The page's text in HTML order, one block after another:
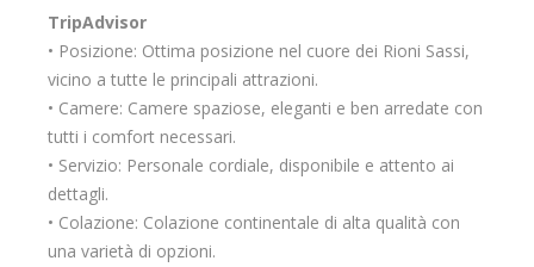
TripAdvisor
• Posizione: Ottima posizione nel cuore dei Rioni Sassi,
vicino a tutte le principali attrazioni.
• Camere: Camere spaziose, eleganti e ben arredate con
tutti i comfort necessari.
• Servizio: Personale cordiale, disponibile e attento ai
dettagli.
• Colazione: Colazione continentale di alta qualità con
una varietà di opzioni.